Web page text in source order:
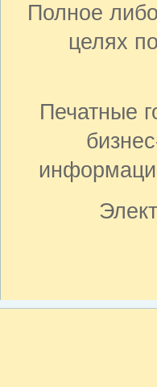
Полное
целях
Печатные